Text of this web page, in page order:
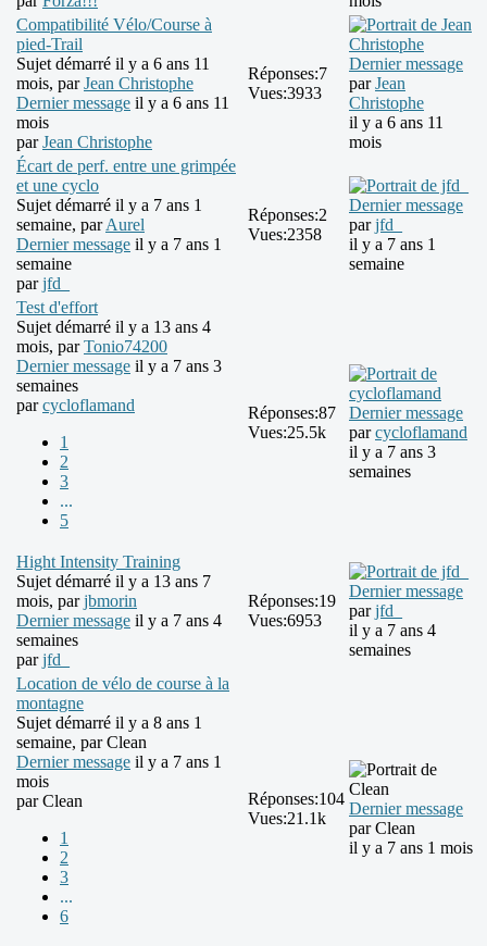
Compatibilité Vélo/Course à
pied-Trail
Sujet démarré il y a 6 ans 11
mois, parJean Christophe
Dernier message il y a 6 ans 11
mois
parJean Christophe
Réponses:7
Vues:3933
Dernier message
parJean
Christophe
il y a 6 ans 11
mois
Écart de perf. entre une grimpée
et une cyclo
Sujet démarré il y a 7 ans 1
semaine, parAurel
Dernier message il y a 7 ans 1
semaine
parjfd_
Réponses:2
Vues:2358
Dernier message
parjfd_
il y a 7 ans 1
semaine
Test d'effort
Sujet démarré il y a 13 ans 4
mois, parTonio74200
Dernier message il y a 7 ans 3
semaines
parcycloflamand
1
2
3
...
5
Réponses:87
Vues:25.5k
Dernier message
parcycloflamand
il y a 7 ans 3
semaines
Hight Intensity Training
Sujet démarré il y a 13 ans 7
mois, parjbmorin
Dernier message il y a 7 ans 4
semaines
parjfd_
Réponses:19
Vues:6953
Dernier message
parjfd_
il y a 7 ans 4
semaines
Location de vélo de course à la
montagne
Sujet démarré il y a 8 ans 1
semaine, parClean
Dernier message il y a 7 ans 1
mois
parClean
1
2
3
...
6
Réponses:104
Vues:21.1k
Dernier message
parClean
il y a 7 ans 1 mois